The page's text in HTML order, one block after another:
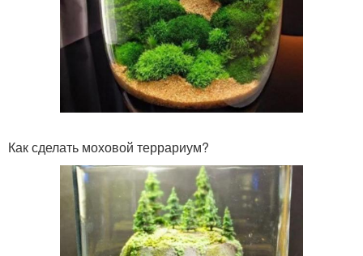
Как сделать моховой террариум?